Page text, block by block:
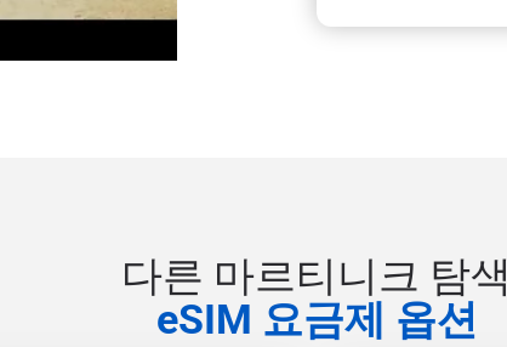
다른 마르티니크 탐색
eSIM 요금제 옵션